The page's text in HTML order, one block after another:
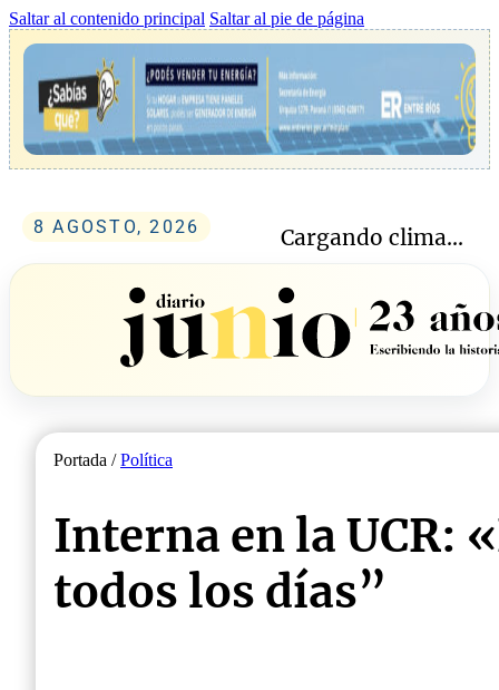
Saltar al contenido principal Saltar al pie de página
8 AGOSTO, 2026 Cargando clima...
Portada /Política
Interna en la UCR:
todos los días”